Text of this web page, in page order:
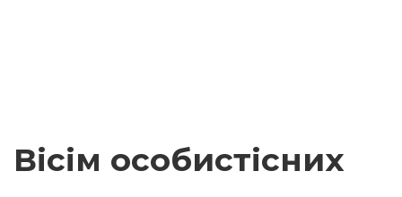
Вісім особистісних